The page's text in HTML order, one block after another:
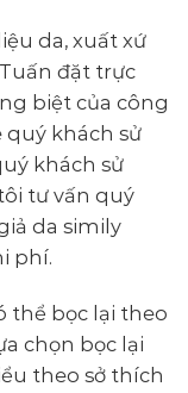
da, xuất xứ
đặt trực
biệt của công
quý khách sử
khách sử
tư vấn quý
da simily
phí.
thể bọc lại theo
chọn bọc lại
theo sở thích